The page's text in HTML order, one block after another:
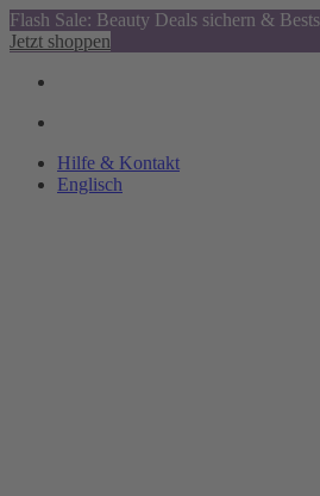
Flash Sale: Beauty Deals sichern &
Jetzt shoppen
Hilfe & Kontakt
Englisch